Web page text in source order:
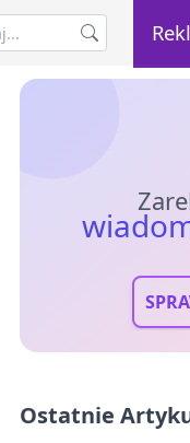
Ostatnie